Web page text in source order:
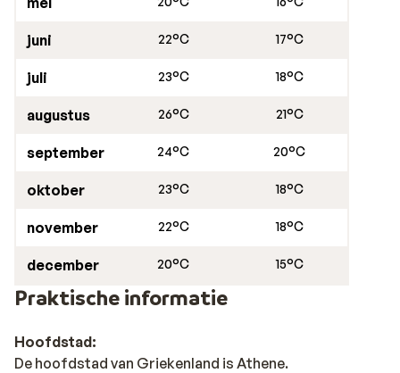
Het reisschema voor eilandhoppen is te allen tijde
onder voorbehoud. Ter plaatse ontvangt u uw
definitieve reisschema.
juni 22°C 17°C
juli 23°C 18°C
augustus 26°C 21°C
september 24°C 20°C
oktober 23°C 18°C
november 22°C 18°C
december 20°C 15°C
Praktische informatie
Hoofdstad:
De hoofdstad van Griekenland is Athene.